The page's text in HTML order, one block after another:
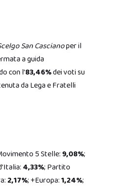
San Cascianoper il
a guida
con l’83,46%dei voti su
da Lega e Fratelli
5 Stelle: 9,08%;
4,33%; Partito
2,17%; +Europa:1,24%;